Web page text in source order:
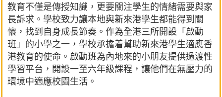
教育不僅是傳授知識，更要關注學生的情緒需要與家
長訴求。學校致力讓本地與新來港學生都能得到關
懷，找到自身成長節奏。作為全港三所開設「啟動
班」的小學之一，學校承擔着幫助新來港學生適應香
港教育的使命。啟動班為內地來的小朋友提供過渡性
學習平台，開設一至六年級課程，讓他們在無壓力的
環境中適應校園生活。